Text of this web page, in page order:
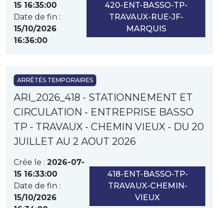
15 16:35:00
Date de fin :
15/10/2026
16:36:00
420-ENT-BASSO-TP-
TRAVAUX-RUE-JF-
MARQUIS
ARRÊTÉS TEMPORAIRES
ARI_2026_418 - STATIONNEMENT ET
CIRCULATION - ENTREPRISE BASSO
TP - TRAVAUX - CHEMIN VIEUX - DU 20
JUILLET AU 2 AOUT 2026
Crée le : 2026-07-
15 16:33:00
Date de fin :
15/10/2026
418-ENT-BASSO-TP-
TRAVAUX-CHEMIN-
VIEUX